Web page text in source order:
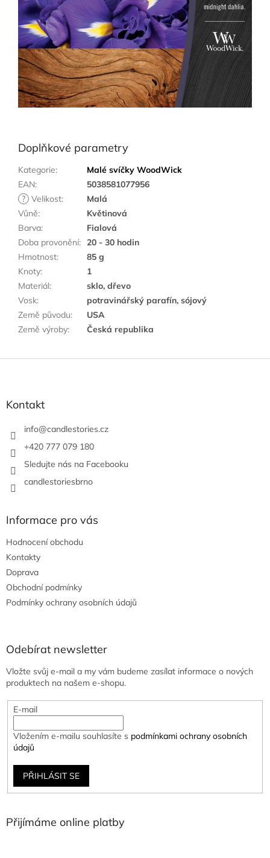
Doplňkové parametry
Kategorie:
Malé svíčky WoodWick
EAN:
5038581077956
? Velikost:
Malá
Vůně:
Květinová
Barva:
Fialová
Doba provonění: 20 - 30 hodin
Hmotnost:
85 g
Knoty:
1
Materiál:
sklo, dřevo
Vosk:
potravinářský parafín, sójový
Země původu:
USA
Země výroby: Česká republika
Z
Kontakt
info@candlestories.cz
+420 777 079 180
Sledujte nás na Facebooku
candlestoriesbrno
Informace pro vás
Hodnocení obchodu
Kontakty
Doprava
Obchodní podmínky
Podmínky ochrany osobních údajů
Odebírat newsletter
Vložte svůj e-mail a my vám budeme zasílat informace o nových
produktech na našem e-shopu.
E-mail
Vložením e-mailu souhlasíte s podmínkami ochrany osobních
údajů
PŘIHLÁSIT SE
Přijímáme online platby